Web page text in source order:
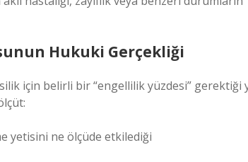
Hukuki Gerçekliği
için belirli bir “engellilik yüzdesi”
yetisini ne ölçüde etkilediği